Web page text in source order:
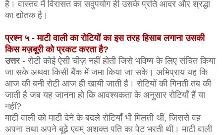
है। वास्तव में विरासत का सदुपयोग ही उसके प्रति आदर और श्रद्धा
का द्योतक है।
प्रश्न ५ - माटी वाली का रोटियों का इस तरह हिसाब लगाना उसकी
किस मज़बूरी को प्रकट करता है?
उत्तर -रोटी कोई ऐसी चीज़ नहीं होती जिसे भविष्य के लिए संचित किया
जा सके अथवा किसी बैंक में जमा किया जा सके। अभिप्राय यह कि
आज की बनी रोटी आज ही खायी जाती है। रोटियों की गिनती तब की
जाती है जब यह जानना हो कि आवश्यकता के अनुसार रोटियाँ हैं या
नहीं?
माटी वाली को माटी देने के बदले रोटियाँ भी मिलती थीं, जिससे वह
अपना तथा अपने बूढ़े एवम् अशक्त पति का पेट भरती थी। माटी वाली